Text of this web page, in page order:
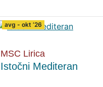
avg - okt ‘26
MSC Lirica
Istočni Mediteran